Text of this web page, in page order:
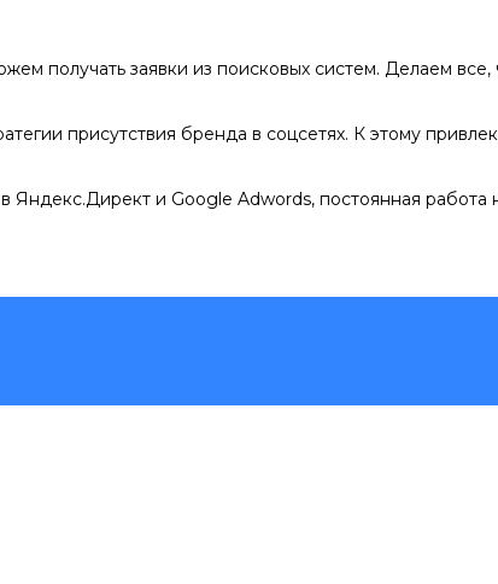
получать заявки из поисковых систем. Делаем
присутствия бренда в соцсетях. К этому
Яндекс.Директ и Google Adwords, постоянная